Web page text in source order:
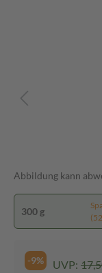
Abbildung kann
300 g
-9% UVP: